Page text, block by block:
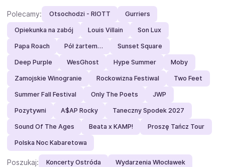
Polecamy: Otsochodzi - RIOTT Gurriers
Opiekunka na zabój Louis Villain Son Lux
Papa Roach Pół żartem… Sunset Square
Deep Purple WesGhost Hype Summer Moby
Zamojskie Winogranie Rockowizna Festiwal Two Feet
Summer Fall Festival Only The Poets JWP
Pozytywni A$AP Rocky Taneczny Spodek 2027
Sound Of The Ages Beata x KAMP! Proszę Tańcz Tour
Polska Noc Kabaretowa
Poszukaj: Koncerty Ostróda Wydarzenia Włocławek